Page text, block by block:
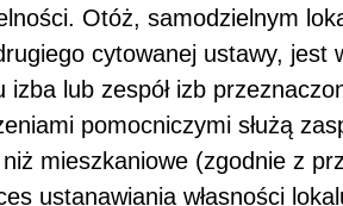
Otóż, samodzielnym
cytowanej ustawy, jest
lub zespół izb
pomocniczymi służą
mieszkaniowe (zgodnie z
ustanawiania własności